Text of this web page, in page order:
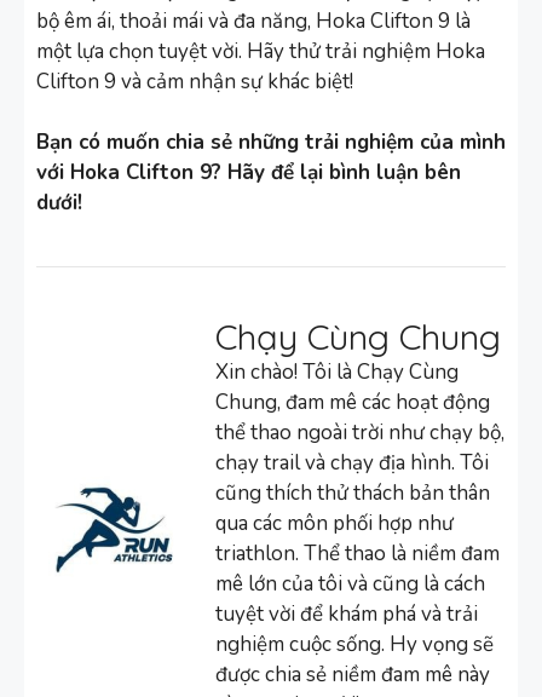
bộ êm ái, thoải mái và đa năng, Hoka Clifton 9 là
một lựa chọn tuyệt vời. Hãy thử trải nghiệm Hoka
Clifton 9 và cảm nhận sự khác biệt!
Bạn có muốn chia sẻ những trải nghiệm của mình
với Hoka Clifton 9? Hãy để lại bình luận bên
dưới!
Chạy Cùng Chung
Xin chào! Tôi là Chạy Cùng
Chung, đam mê các hoạt động
thể thao ngoài trời như chạy bộ,
chạy trail và chạy địa hình. Tôi
cũng thích thử thách bản thân
qua các môn phối hợp như
triathlon. Thể thao là niềm đam
mê lớn của tôi và cũng là cách
tuyệt vời để khám phá và trải
nghiệm cuộc sống. Hy vọng sẽ
được chia sẻ niềm đam mê này